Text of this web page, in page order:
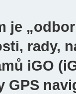
je
rady,
iGO
GPS